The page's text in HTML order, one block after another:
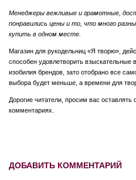
Менеджеры вежливые и грамотные,
понравились цены и то, что много
купить в одном месте.
Магазин для рукодельниц «Я творю»,
способен удовлетворить
изобилия брендов, зато отобрано все
выбора будет меньше, а времени для
Дорогие читатели, просим вас
комментариях.
ДОБАВИТЬ КОММЕНТАРИЙ